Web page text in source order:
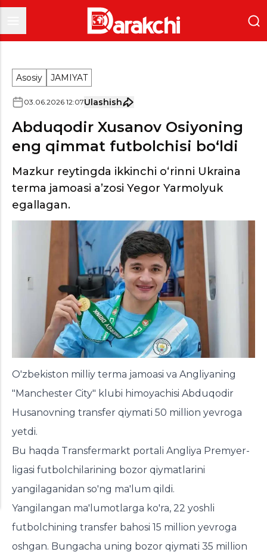
Asosiy JAMIYAT
03.06.2026 12:07Ulashish
Abduqodir Xusanov Osiyoning
eng qimmat futbolchisi bo‘ldi
Mazkur reytingda ikkinchi o‘rinni Ukraina
terma jamoasi a’zosi Yegor Yarmolyuk
egallagan.
O'zbekiston milliy terma jamoasi va Angliyaning
"Manchester City" klubi himoyachisi Abduqodir
Husanovning transfer qiymati 50 million yevroga
yetdi.
Bu haqda Transfermarkt portali Angliya Premyer-
ligasi futbolchilarining bozor qiymatlarini
yangilaganidan so'ng ma'lum qildi.
Yangilangan ma'lumotlarga ko'ra, 22 yoshli
futbolchining transfer bahosi 15 million yevroga
oshgan. Bungacha uning bozor qiymati 35 million